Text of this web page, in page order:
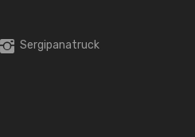
Sergipanatruck